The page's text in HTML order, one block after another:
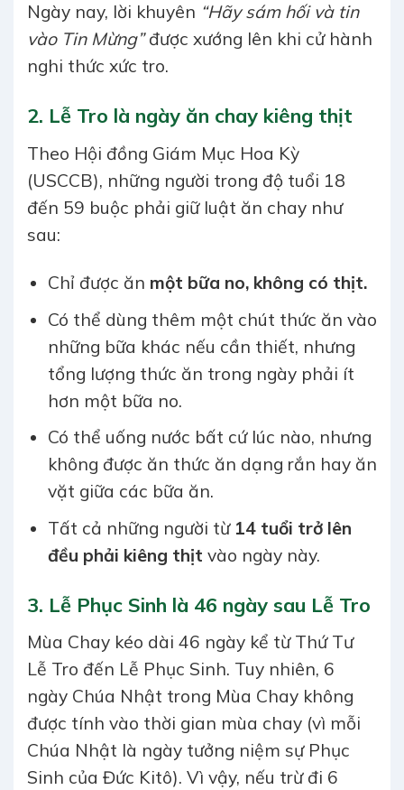
Ngày nay, lời khuyên “Hãy sám hối và tin
vào Tin Mừng”được xướng lên khi cử hành
nghi thức xức tro.
2. Lễ Tro là ngày ăn chay kiêng thịt
Theo Hội đồng Giám Mục Hoa Kỳ
(USCCB), những người trong độ tuổi 18
đến 59 buộc phải giữ luật ăn chay như
sau:
Chỉ được ăn một bữa no, không có thịt.
Có thể dùng thêm một chút thức ăn vào
những bữa khác nếu cần thiết, nhưng
tổng lượng thức ăn trong ngày phải ít
hơn một bữa no.
Có thể uống nước bất cứ lúc nào, nhưng
không được ăn thức ăn dạng rắn hay ăn
vặt giữa các bữa ăn.
Tất cả những người từ14 tuổi trở lên
đều phải kiêng thịt vào ngày này.
3. Lễ Phục Sinh là 46 ngày sau Lễ Tro
Mùa Chay kéo dài 46 ngày kể từ Thứ Tư
Lễ Tro đến Lễ Phục Sinh. Tuy nhiên, 6
ngày Chúa Nhật trong Mùa Chay không
được tính vào thời gian mùa chay (vì mỗi
Chúa Nhật là ngày tưởng niệm sự Phục
Sinh của Đức Kitô). Vì vậy, nếu trừ đi 6